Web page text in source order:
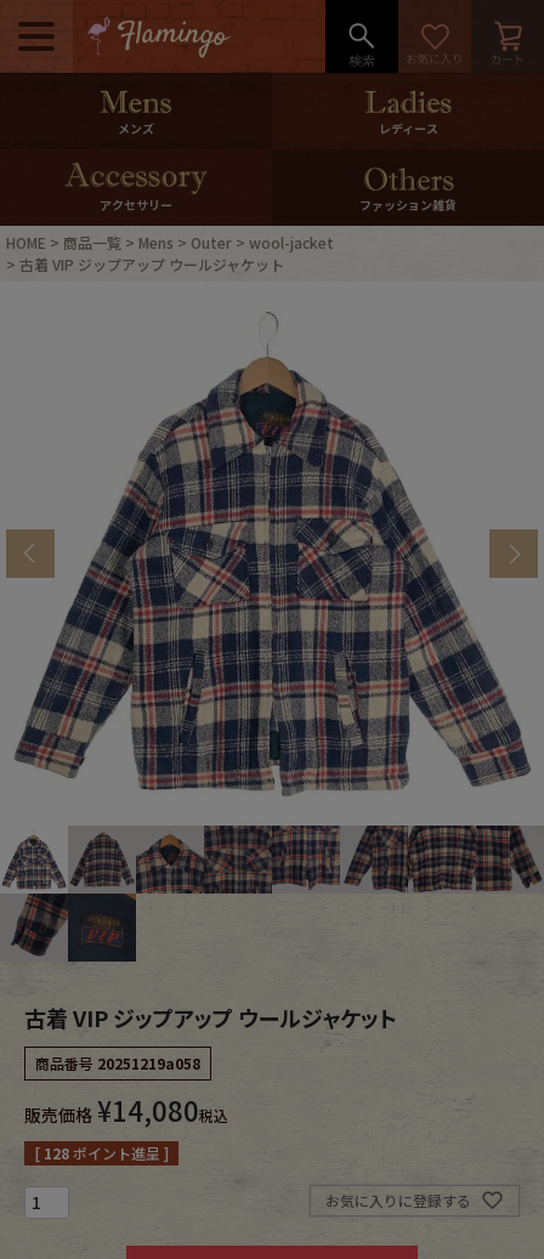
メニュー
500pt＆10％Offクーポンプレゼン
10％0ffクーポンプレゼント
ログイン・会員登録
International Shipping
特集一覧
ブランドから探す スタッフコーディネート
年代から探す 古着卸DOCK
メンズ商品カテゴリーから探す
Bottoms Fafatt
レディース商品カテゴリーから探す
Tops Bottoms
Outer
Fafatt
小物・アクセサリーから探す
メンズ レディース
アクセサリー ファッション雑貨
HOME 商品一覧 Mens Outer
wool-jacket
古着 VIP ジップアップ ウールジャケット
古着 VIP ジップアップ ウールジャケット
商品番号 20251219a058
販売価格 ¥14,080税込
[ 128ポイント進呈 ]
お気に入りに登録する